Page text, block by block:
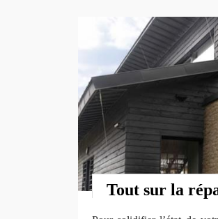
Tout sur la